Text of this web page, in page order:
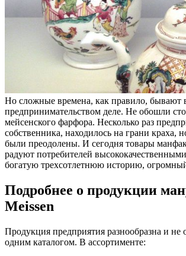
Но сложные времена, как правило, бывают
предпринимательством деле. Не обошли
мейсенского фарфора. Несколько раз
собственника, находилось на грани краха,
были преодолены. И сегодня товары
радуют потребителей
богатую трехсотлетнюю историю,
Подробнее о продукции
Meissen
Продукция предприятия разнообразна и не
одним каталогом. В ассортименте: